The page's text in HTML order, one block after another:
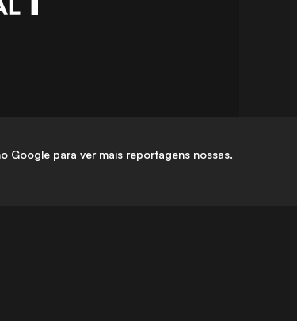
Google para ver mais reportagens nossas.